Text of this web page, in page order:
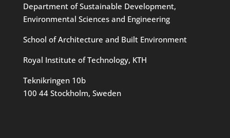
Department of Sustainable Development,
Environmental Sciences and Engineering
School of Architecture and Built Environment
Royal Institute of Technology, KTH
Teknikringen 10b
100 44 Stockholm, Sweden